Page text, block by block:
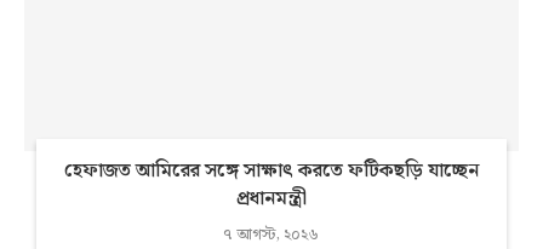
হেফাজত আমিরের সঙ্গে সাক্ষাৎ করতে ফটিকছড়ি যাচ্ছেন
প্রধানমন্ত্রী
৭ আগস্ট, ২০২৬